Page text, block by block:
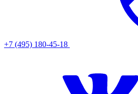
+7 (495) 180-45-18